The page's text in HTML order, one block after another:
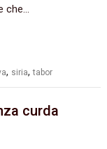
che…
, siria,tabor
curda